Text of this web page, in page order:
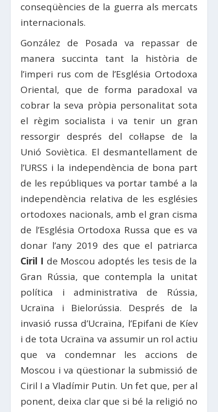
conseqüències de la guerra als mercats
internacionals.
González de Posada va repassar de
manera succinta tant la història de
l’imperi rus com de l’Església Ortodoxa
Oriental, que de forma paradoxal va
cobrar la seva pròpia personalitat sota
el règim socialista i va tenir un gran
ressorgir després del col·lapse de la
Unió Soviètica. El desmantellament de
l’URSS i la independència de bona part
de les repúbliques va portar també a la
independència relativa de les esglésies
ortodoxes nacionals, amb el gran cisma
de l’Església Ortodoxa Russa que es va
donar l’any 2019 des que el patriarca
Ciril I de Moscou adoptés les tesis de la
Gran Rússia, que contempla la unitat
política i administrativa de Rússia,
Ucraïna i Bielorússia. Després de la
invasió russa d’Ucraïna, l’Epifani de Kíev
i de tota Ucraïna va assumir un rol actiu
que va condemnar les accions de
Moscou i va qüestionar la submissió de
Ciril I a Vladímir Putin. Un fet que, per al
ponent, deixa clar que si bé la religió no